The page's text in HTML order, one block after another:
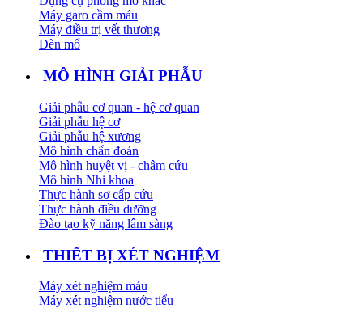
Máy garo cầm máu
Máy điều trị vết thương
Đèn mổ
MÔ HÌNH GIẢI PHẪU
Giải phẫu cơ quan - hệ cơ quan
Giải phẫu hệ cơ
Giải phẫu hệ xương
Mô hình chẩn đoán
Mô hình huyệt vị - châm cứu
Mô hình Nhi khoa
Thực hành sơ cấp cứu
Thực hành điều dưỡng
Đào tạo kỹ năng lâm sàng
THIẾT BỊ XÉT NGHIỆM
Máy xét nghiệm máu
Máy xét nghiệm nước tiểu